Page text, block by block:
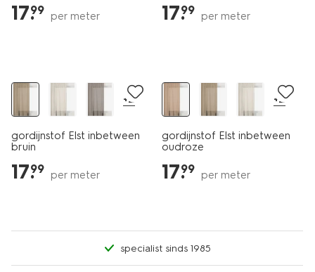
17.
99 per meter 17.
99 per meter
+2
gordijnstof Elst inbetween
bruin
17.
99 per meter
+2
gordijnstof Elst inbetween
oudroze
17.
99 per meter
specialist sinds 1985